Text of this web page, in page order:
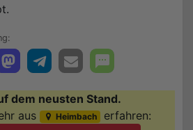
dem neusten Stand.
aus
Heimbach
erfahren: